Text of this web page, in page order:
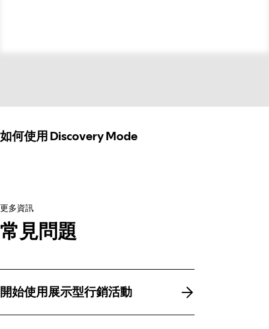
如何使用 Discovery Mode
更多資訊
常見問題
開始使用展示型行銷活動
開始使用展示型行銷活動